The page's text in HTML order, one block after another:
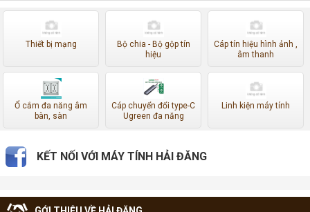
Thiết bị mạng
Bộ chia - Bộ gộp tín
hiệu
Cáp tín hiệu hình ảnh ,
âm thanh
Ổ cắm đa năng âm
bàn, sàn
Cáp chuyển đổi type-C
Ugreen đa năng
Linh kiện máy tính
KẾT NỐI VỚI MÁY TÍNH HẢI ĐĂNG